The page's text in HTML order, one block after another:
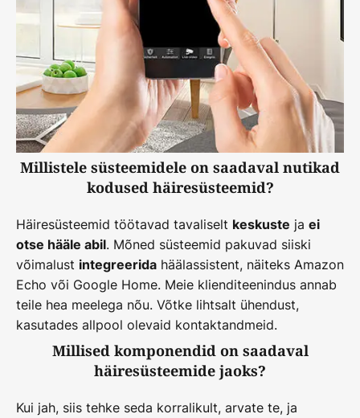
Millistele süsteemidele on saadaval nutikad
kodused häiresüsteemid?
Häiresüsteemid töötavad tavaliselt keskuste ja ei
otse hääle abil. Mõned süsteemid pakuvad siiski
võimalust integreerida häälassistent, näiteks Amazon
Echo või Google Home. Meie klienditeenindus annab
teile hea meelega nõu. Võtke lihtsalt ühendust,
kasutades allpool olevaid kontaktandmeid.
Millised komponendid on saadaval
häiresüsteemide jaoks?
Kui jah, siis tehke seda korralikult, arvate te, ja